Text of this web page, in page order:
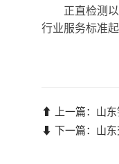
正直检测
行业服务标准起
⬆ 上一篇： 山
⬇ 下一篇： 山